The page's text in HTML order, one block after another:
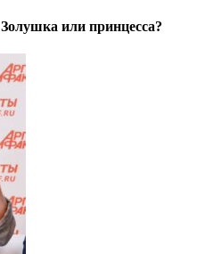
Золушка или принцесса?